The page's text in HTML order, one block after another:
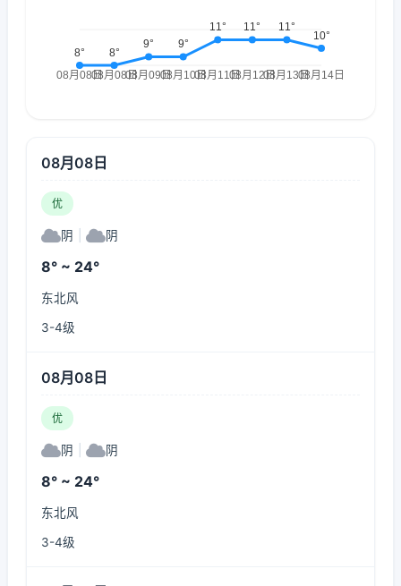
08月08日
优
阴 阴
8° ~ 24°
东北风
3-4级
08月08日
优
阴 阴
8° ~ 24°
东北风
3-4级